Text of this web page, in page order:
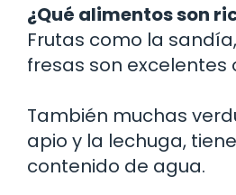
¿Qué alimentos son
Frutas como la
fresas son excelentes
También muchas
apio y la lechuga,
contenido de agua.